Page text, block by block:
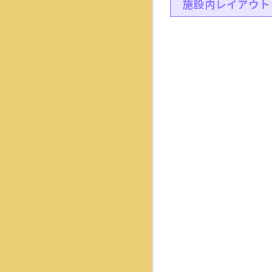
施設内レイアウト